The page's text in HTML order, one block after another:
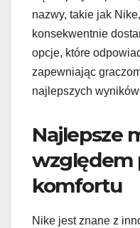
nazwy, takie jak
konsekwentnie
opcje, które
zapewniając
najlepszych
Najlepsze
względem
komfortu
Nike jest znane z